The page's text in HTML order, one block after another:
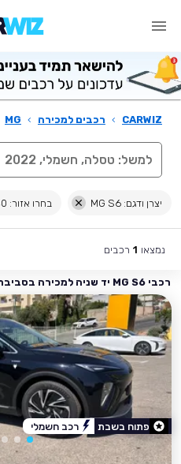
CARWIZ
› רכבים למכירה ›
MG
יצרן ודגם: MG S6 בחרו אזור: 30 ק"מ סביב מע'אר
נמצאו 1 רכבים
רכבי MG S6 יד שניה למכירה בסביבת מע'אר
פתוח בשבת רכב חשמלי